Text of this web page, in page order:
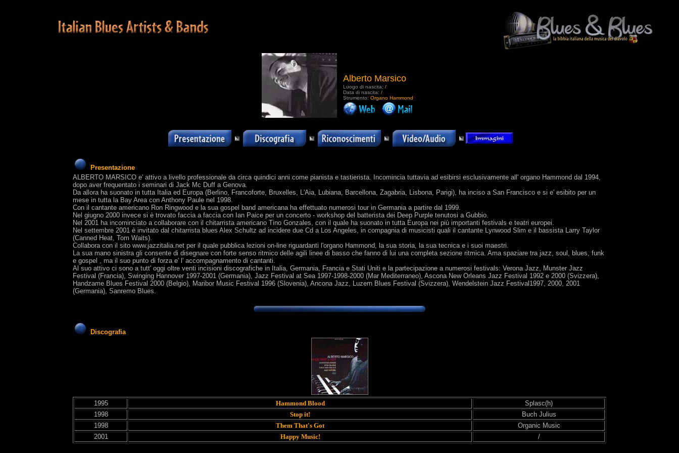
Alberto Marsico
Luogo di nascita: /
Data di nascita: /
Strumento: Organo Hammond
Presentazione
ALBERTO MARSICO e' attivo a livello professionale da circa quindici anni come pianista e tastierista. Incomincia tuttavia ad esibirsi esclusivamente all' organo Hammond dal 1994,
dopo aver frequentato i seminari di Jack Mc Duff a Genova.
Da allora ha suonato in tutta Italia ed Europa (Berlino, Francoforte, Bruxelles, L'Aia, Lubiana, Barcellona, Zagabria, Lisbona, Parigi), ha inciso a San Francisco e si e' esibito per un
mese in tutta la Bay Area con Anthony Paule nel 1998.
Con il cantante americano Ron Ringwood e la sua gospel band americana ha effettuato numerosi tour in Germania a partire dal 1999.
Nel giugno 2000 invece si è trovato faccia a faccia con Ian Paice per un concerto - workshop del batterista dei Deep Purple tenutosi a Gubbio.
Nel 2001 ha incominciato a collaborare con il chitarrista americano Tino Gonzales, con il quale ha suonato in tutta Europa nei più importanti festivals e teatri europei.
Nel settembre 2001 è invitato dal chitarrista blues Alex Schultz ad incidere due Cd a Los Angeles, in compagnia di musicisti quali il cantante Lynwood Slim e il bassista Larry Taylor
(Canned Heat, Tom Waits).
Collabora con il sito www.jazzitalia.net per il quale pubblica lezioni on-line riguardanti l'organo Hammond, la sua storia, la sua tecnica e i suoi maestri.
La sua mano sinistra gli consente di disegnare con forte senso ritmico delle agili linee di basso che fanno di lui una completa sezione ritmica. Ama spaziare tra jazz, soul, blues, funk
e gospel , ma il suo punto di forza e' l' accompagnamento di cantanti.
Al suo attivo ci sono a tutt' oggi oltre venti incisioni discografiche in Italia, Germania, Francia e Stati Uniti e la partecipazione a numerosi festivals: Verona Jazz, Munster Jazz
Festival (Francia), Swinging Hannover 1997-2001 (Germania), Jazz Festival at Sea 1997-1998-2000 (Mar Mediterraneo), Ascona New Orleans Jazz Festival 1992 e 2000 (Svizzera),
Handzame Blues Festival 2000 (Belgio), Maribor Music Festival 1996 (Slovenia), Ancona Jazz, Luzern Blues Festival (Svizzera), Wendelstein Jazz Festival1997, 2000, 2001
(Germania), Sanremo Blues.
Discografia
1995 Hammond Blood
Splasc(h)
1998
Stop it!
Buch Julius
1998
Them That's Got
Organic Music
2001
Happy Music! /